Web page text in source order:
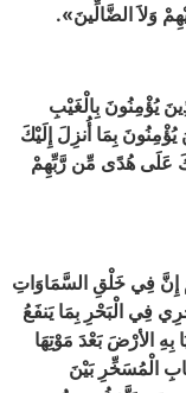
وَلاَ الضَّالِّينَ».
يُؤْمِنُونَ بِالْغَيْبِ
بِمَا أُنزِلَ إِلَيْكَ
عَلَى هُدًى مِّن رَّبِّهِمْ
إِنَّ فِي خَلْقِ السَّمَاوَاتِ
فِي الْبَحْرِ بِمَا يَنفَعُ
الأرْضَ بَعْدَ مَوْتِهَا
الْمُسَخِّرِ بَيْنَ